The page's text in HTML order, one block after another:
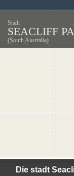
Stadt
SEACLIFF
(South Australia)
Die stadt